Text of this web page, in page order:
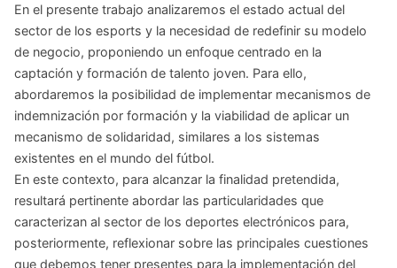
En el presente trabajo analizaremos el estado actual del
sector de los esports y la necesidad de redefinir su modelo
de negocio, proponiendo un enfoque centrado en la
captación y formación de talento joven. Para ello,
abordaremos la posibilidad de implementar mecanismos de
indemnización por formación y la viabilidad de aplicar un
mecanismo de solidaridad, similares a los sistemas
existentes en el mundo del fútbol.
En este contexto, para alcanzar la finalidad pretendida,
resultará pertinente abordar las particularidades que
caracterizan al sector de los deportes electrónicos para,
posteriormente, reflexionar sobre las principales cuestiones
que debemos tener presentes para la implementación del